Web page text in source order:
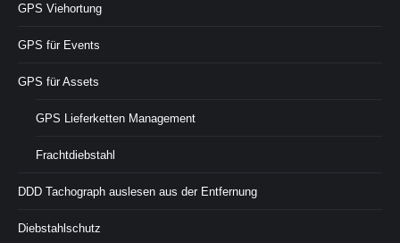
GPS Viehortung
GPS für Events
GPS für Assets
GPS Lieferketten Management
Frachtdiebstahl
DDD Tachograph auslesen aus der Entfernung
Diebstahlschutz